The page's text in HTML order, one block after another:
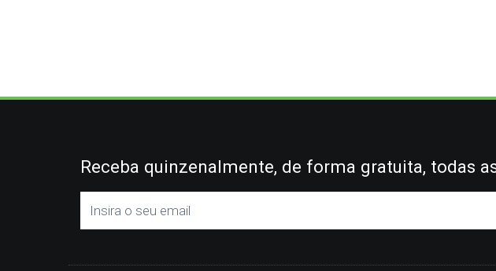
Receba quinzenalmente, de forma gratuita, todas